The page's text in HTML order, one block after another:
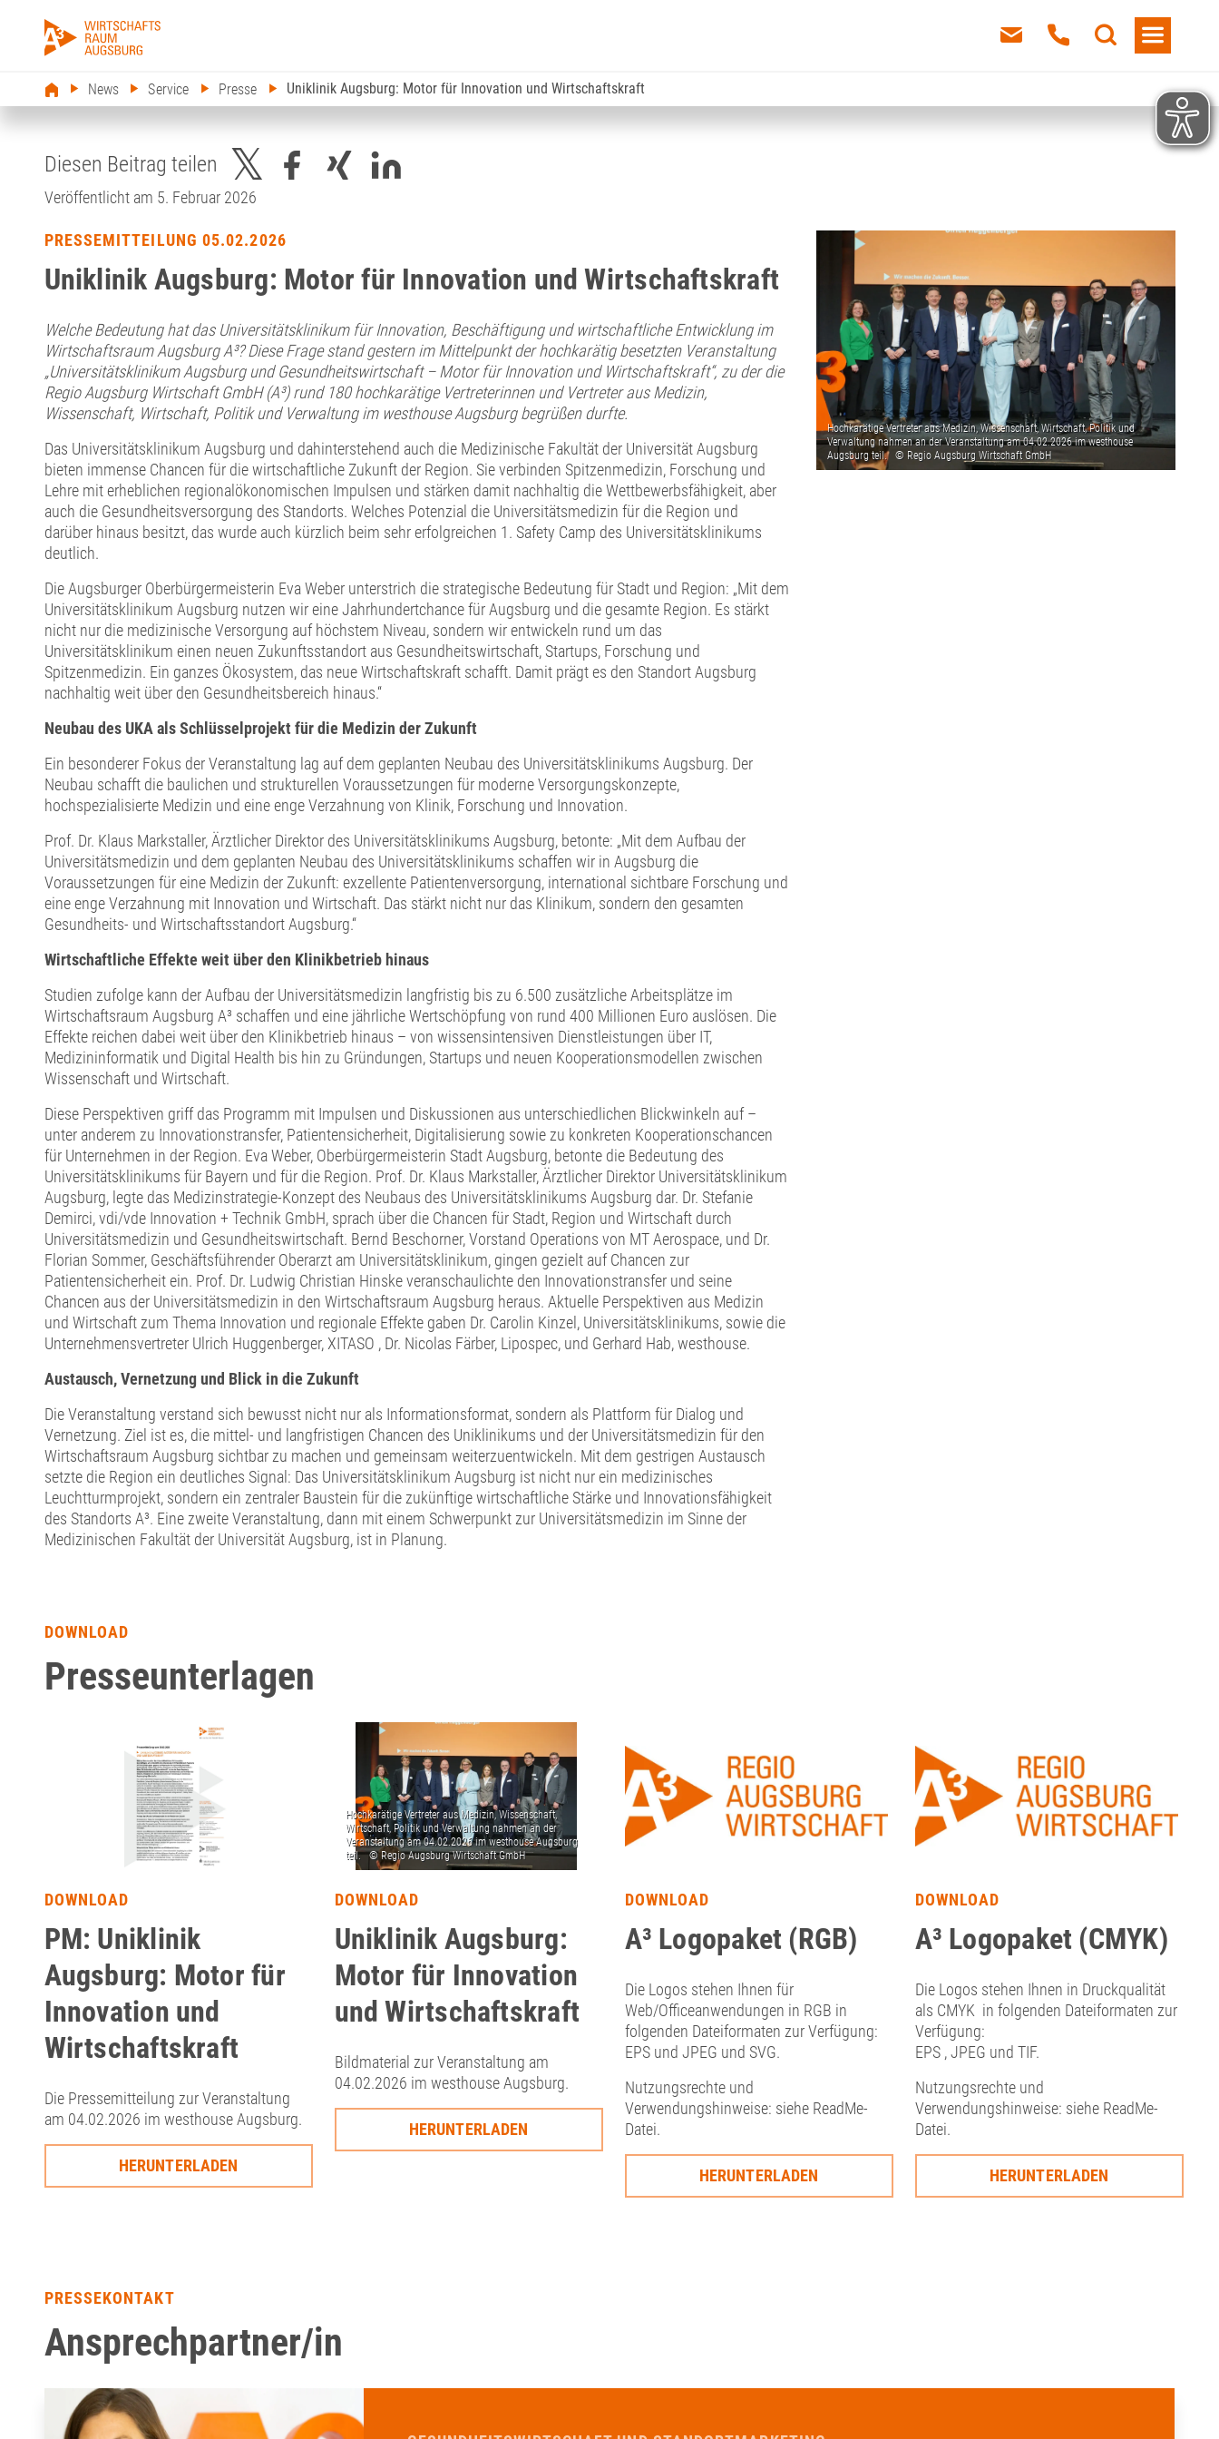
News Service Presse Uniklinik Augsburg: Motor für Innovation und Wirtschaftskraft
Diesen Beitrag teilen
Veröffentlicht am 5. Februar 2026
PRESSEMITTEILUNG 05.02.2026
Uniklinik Augsburg: Motor für Innovation und Wirtschaftskraft
Welche Bedeutung hat das Universitätsklinikum für Innovation, Beschäftigung und wirtschaftliche Entwicklung im
Wirtschaftsraum Augsburg A³? Diese Frage stand gestern im Mittelpunkt der hochkarätig besetzten Veranstaltung
„Universitätsklinikum Augsburg und Gesundheitswirtschaft – Motor für Innovation und Wirtschaftskraft“, zu der die
Regio Augsburg Wirtschaft GmbH (A³) rund 180 hochkarätige Vertreterinnen und Vertreter aus Medizin,
Wissenschaft, Wirtschaft, Politik und Verwaltung im westhouse Augsburg begrüßen durfte.
Das Universitätsklinikum Augsburg und dahinterstehend auch die Medizinische Fakultät der Universität Augsburg
bieten immense Chancen für die wirtschaftliche Zukunft der Region. Sie verbinden Spitzenmedizin, Forschung und
Lehre mit erheblichen regionalökonomischen Impulsen und stärken damit nachhaltig die Wettbewerbsfähigkeit, aber
auch die Gesundheitsversorgung des Standorts. Welches Potenzial die Universitätsmedizin für die Region und
darüber hinaus besitzt, das wurde auch kürzlich beim sehr erfolgreichen 1. Safety Camp des Universitätsklinikums
deutlich.
Die Augsburger Oberbürgermeisterin Eva Weber unterstrich die strategische Bedeutung für Stadt und Region: „Mit dem
Universitätsklinikum Augsburg nutzen wir eine Jahrhundertchance für Augsburg und die gesamte Region. Es stärkt
nicht nur die medizinische Versorgung auf höchstem Niveau, sondern wir entwickeln rund um das
Universitätsklinikum einen neuen Zukunftsstandort aus Gesundheitswirtschaft, Startups, Forschung und
Spitzenmedizin. Ein ganzes Ökosystem, das neue Wirtschaftskraft schafft. Damit prägt es den Standort Augsburg
nachhaltig weit über den Gesundheitsbereich hinaus.“
Neubau des UKA als Schlüsselprojekt für die Medizin der Zukunft
Ein besonderer Fokus der Veranstaltung lag auf dem geplanten Neubau des Universitätsklinikums Augsburg. Der
Neubau schafft die baulichen und strukturellen Voraussetzungen für moderne Versorgungskonzepte,
hochspezialisierte Medizin und eine enge Verzahnung von Klinik, Forschung und Innovation.
Prof. Dr. Klaus Markstaller, Ärztlicher Direktor des Universitätsklinikums Augsburg, betonte: „Mit dem Aufbau der
Universitätsmedizin und dem geplanten Neubau des Universitätsklinikums schaffen wir in Augsburg die
Voraussetzungen für eine Medizin der Zukunft: exzellente Patientenversorgung, international sichtbare Forschung und
eine enge Verzahnung mit Innovation und Wirtschaft. Das stärkt nicht nur das Klinikum, sondern den gesamten
Gesundheits- und Wirtschaftsstandort Augsburg.“
Wirtschaftliche Effekte weit über den Klinikbetrieb hinaus
Studien zufolge kann der Aufbau der Universitätsmedizin langfristig bis zu 6.500 zusätzliche Arbeitsplätze im
Wirtschaftsraum Augsburg A³ schaffen und eine jährliche Wertschöpfung von rund 400 Millionen Euro auslösen. Die
Effekte reichen dabei weit über den Klinikbetrieb hinaus – von wissensintensiven Dienstleistungen über IT,
Medizininformatik und Digital Health bis hin zu Gründungen, Startups und neuen Kooperationsmodellen zwischen
Wissenschaft und Wirtschaft.
Diese Perspektiven griff das Programm mit Impulsen und Diskussionen aus unterschiedlichen Blickwinkeln auf –
unter anderem zu Innovationstransfer, Patientensicherheit, Digitalisierung sowie zu konkreten Kooperationschancen
für Unternehmen in der Region. Eva Weber, Oberbürgermeisterin Stadt Augsburg, betonte die Bedeutung des
Universitätsklinikums für Bayern und für die Region. Prof. Dr. Klaus Markstaller, Ärztlicher Direktor Universitätsklinikum
Augsburg, legte das Medizinstrategie-Konzept des Neubaus des Universitätsklinikums Augsburg dar. Dr. Stefanie
Demirci, vdi/vde Innovation + Technik GmbH, sprach über die Chancen für Stadt, Region und Wirtschaft durch
Universitätsmedizin und Gesundheitswirtschaft. Bernd Beschorner, Vorstand Operations von MT Aerospace, und Dr.
Florian Sommer, Geschäftsführender Oberarzt am Universitätsklinikum, gingen gezielt auf Chancen zur
Patientensicherheit ein. Prof. Dr. Ludwig Christian Hinske veranschaulichte den Innovationstransfer und seine
Chancen aus der Universitätsmedizin in den Wirtschaftsraum Augsburg heraus. Aktuelle Perspektiven aus Medizin
und Wirtschaft zum Thema Innovation und regionale Effekte gaben Dr. Carolin Kinzel, Universitätsklinikums, sowie die
Unternehmensvertreter Ulrich Huggenberger, XITASO , Dr. Nicolas Färber, Lipospec, und Gerhard Hab, westhouse.
Austausch, Vernetzung und Blick in die Zukunft
Die Veranstaltung verstand sich bewusst nicht nur als Informationsformat, sondern als Plattform für Dialog und
Vernetzung. Ziel ist es, die mittel- und langfristigen Chancen des Uniklinikums und der Universitätsmedizin für den
Wirtschaftsraum Augsburg sichtbar zu machen und gemeinsam weiterzuentwickeln. Mit dem gestrigen Austausch
setzte die Region ein deutliches Signal: Das Universitätsklinikum Augsburg ist nicht nur ein medizinisches
Leuchtturmprojekt, sondern ein zentraler Baustein für die zukünftige wirtschaftliche Stärke und Innovationsfähigkeit
des Standorts A³. Eine zweite Veranstaltung, dann mit einem Schwerpunkt zur Universitätsmedizin im Sinne der
Medizinischen Fakultät der Universität Augsburg, ist in Planung.
DOWNLOAD
Presseunterlagen
DOWNLOAD
PM: Uniklinik
Augsburg: Motor für
Innovation und
Wirtschaftskraft
Die Pressemitteilung zur Veranstaltung
am 04.02.2026 im westhouse Augsburg.
HERUNTERLADEN
DOWNLOAD
Uniklinik Augsburg:
Motor für Innovation
und Wirtschaftskraft
Bildmaterial zur Veranstaltung am
04.02.2026 im westhouse Augsburg.
HERUNTERLADEN
DOWNLOAD
A³ Logopaket (RGB)
Die Logos stehen Ihnen für
Web/Officeanwendungen in RGB in
folgenden Dateiformaten zur Verfügung:
EPS und JPEG und SVG.
Nutzungsrechte und
Verwendungshinweise: siehe ReadMe-
Datei.
HERUNTERLADEN
DOWNLOAD
A³ Logopaket (CMYK)
Die Logos stehen Ihnen in Druckqualität
als CMYK in folgenden Dateiformaten zur
Verfügung:
EPS , JPEG und TIF.
Nutzungsrechte und
Verwendungshinweise: siehe ReadMe-
Datei.
HERUNTERLADEN
PRESSEKONTAKT
Ansprechpartner/in